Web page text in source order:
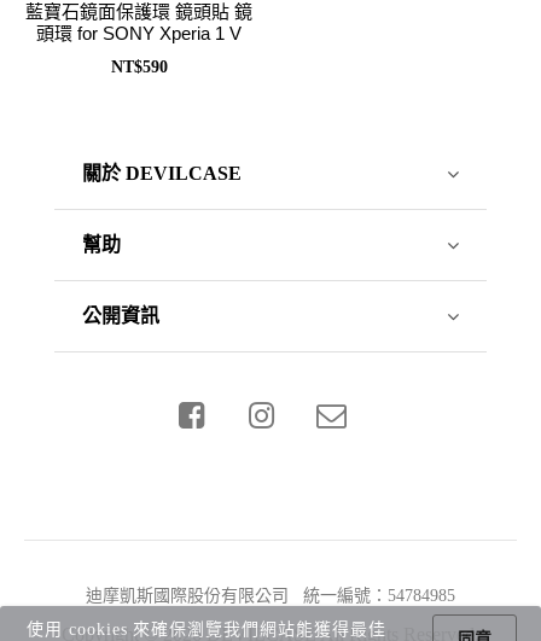
藍寶石鏡面保護環 鏡頭貼 鏡
頭環 for SONY Xperia 1 V
NT$590
關於 DEVILCASE
幫助
公開資訊
迪摩凱斯國際股份有限公司 統一編號：54784985
Copyright © 2026 DEVILCASE All Rights Reserved.
使用 cookies 來確保瀏覽我們網站能獲得最佳